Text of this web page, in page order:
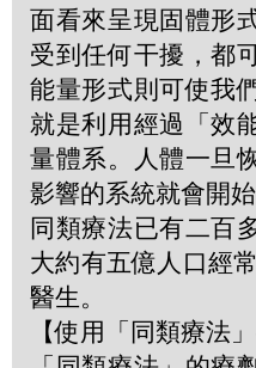
面看來呈現固體形
受到任何干擾，都
能量形式則可使我
就是利用經過「效
量體系。人體一旦
影響的系統就會開
同類療法已有二百
大約有五億人口經
醫生。
【使用「同類療法